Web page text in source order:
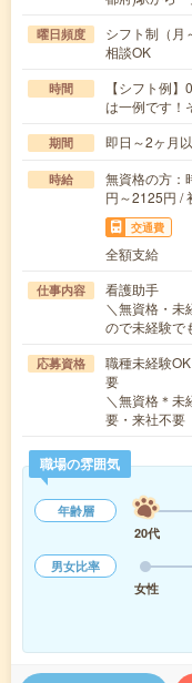
曜日頻度
シフト制（月
相談OK
時間
【シフト例
は一例です
期間 即日～2ヶ月
時給
無資格の方：
円～2125円 /
交通費
全額支給
仕事内容
看護助手
＼無資格・未
ので未経験
応募資格
職種未経験
要
＼無資格＊
要・来社不
職場の雰囲気
年齢層
20代
男女比率
女性